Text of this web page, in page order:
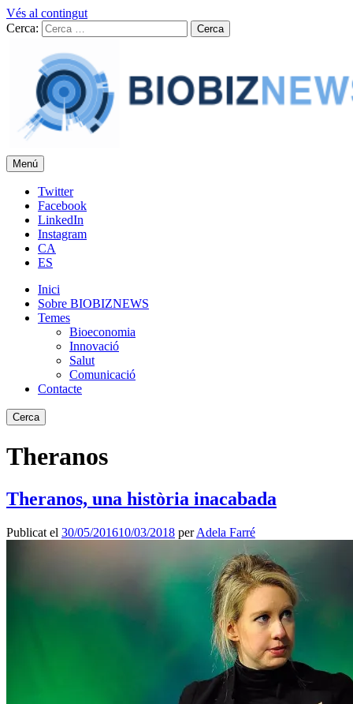
Vés al contingut
Cerca:
BIOBIZNEWS
Notícies i reflexions sobre biotecnologia
Menú
Twitter
Facebook
LinkedIn
Instagram
CA
ES
Inici
Sobre BIOBIZNEWS
Temes
Bioeconomia
Innovació
Salut
Comunicació
Contacte
Cerca
Theranos
Theranos, una història inacabada
Publicat el 30/05/201610/03/2018 perAdela Farré